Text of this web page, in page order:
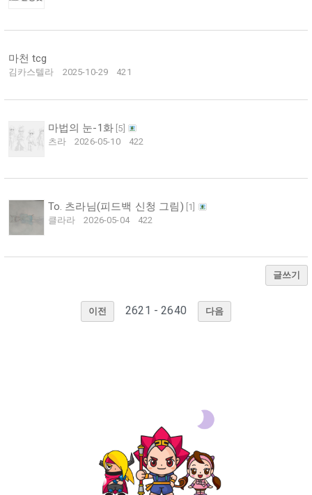
마천 tcg
김카스텔라 2025-10-29 421
마법의 눈-1화 5
츠라
2026-05-10 422
To. 츠라님(피드백 신청 그림) 1
클라라
2026-05-04 422
글쓰기
이전 2621 - 2640 다음